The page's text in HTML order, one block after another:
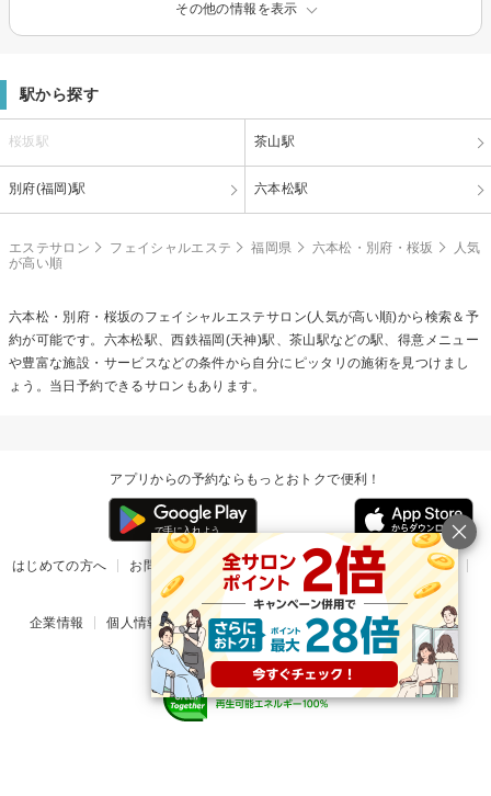
その他の情報を表示
駅から探す
桜坂駅 茶山駅
別府(福岡)駅 六本松駅
エステサロン フェイシャルエステ 福岡県 六本松・別府・桜坂
人気
が高い順
六本松・別府・桜坂のフェイシャルエステサロン(人気が高い順)から検索＆予
約が可能です。六本松駅、西鉄福岡(天神)駅、茶山駅などの駅、得意メニュー
や豊富な施設・サービスなどの条件から自分にピッタリの施術を見つけまし
ょう。当日予約できるサロンもあります。
アプリからの予約ならもっとおトクで便利！
はじめての方へ お問い合わせ ヘルプ リリース情報
利用規約
掲載ご希望のサロン様
企業情報 個人情報保護方針 楽天のサービス一覧 アプリ一覧
© Rakuten Group, Inc.